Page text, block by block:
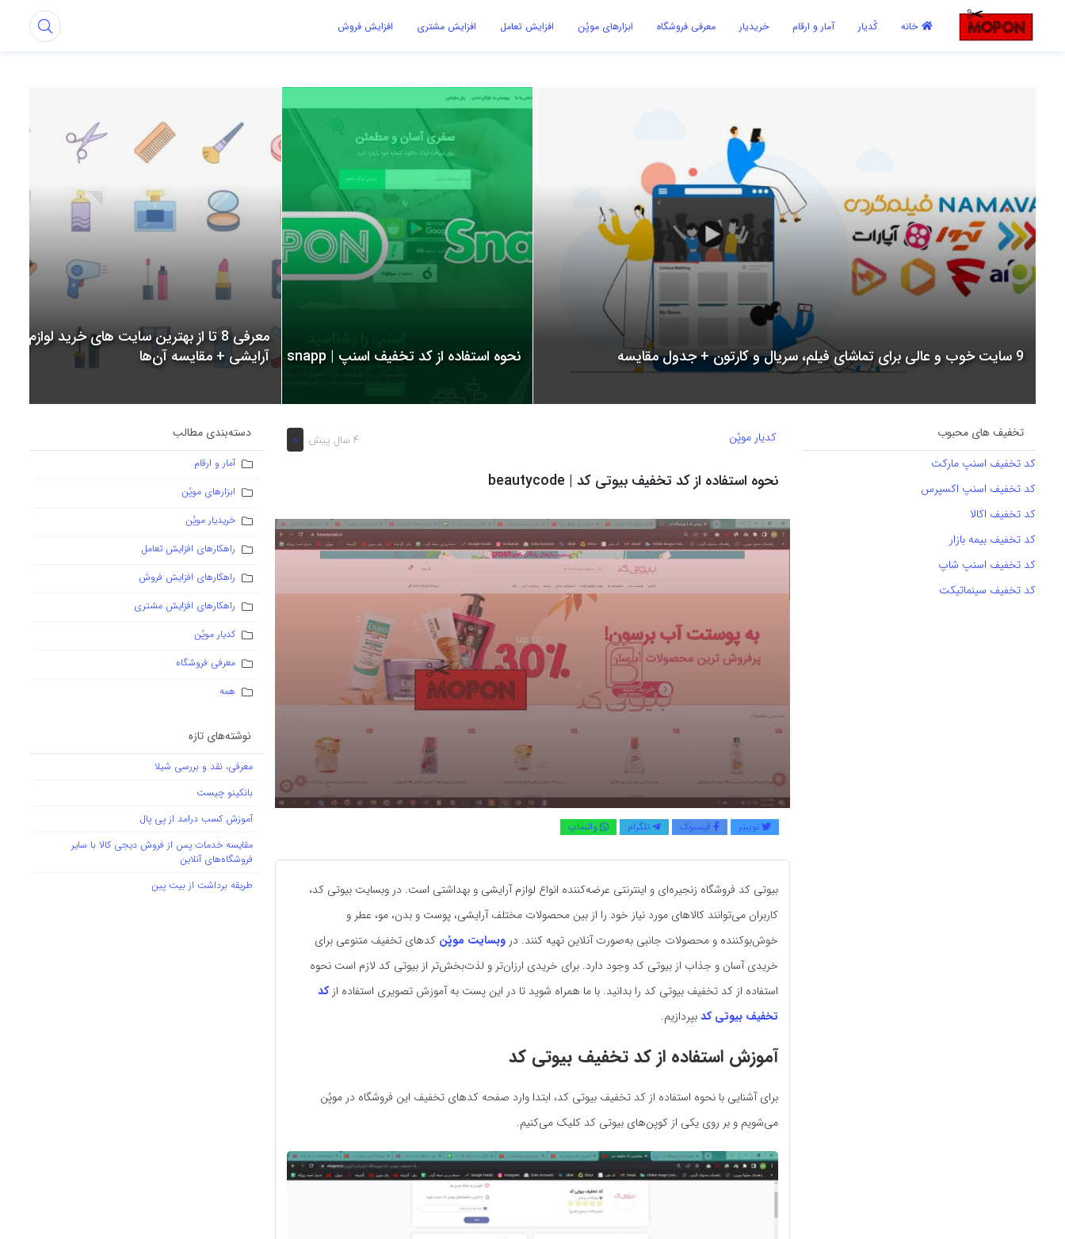
خانه کُدیار آمار و ارقام خریدیار معرفی فروشگاه ابزارهای موپُن افزایش تعامل افزایش مشتری افزایش فروش اشتراک گذاری
9 سایت خوب و عالی برای تماشای فیلم، سریال و کارتون + جدول مقایسه نحوه استفاده از کد تخفیف اسنپ | snapp
معرفی 8 تا از بهترین سایت های خرید لوازم
آرایشی + مقایسه آن‌ها
تخفیف های محبوب
کد تخفیف اسنپ مارکت
کد تخفیف اسنپ اکسپرس
کد تخفیف اکالا
کد تخفیف بیمه بازار
کد تخفیف اسنپ شاپ
کد تخفیف سینماتیکت
4 سال پیش 0 کدیار موپُن
نحوه استفاده از کد تخفیف بیوتی کد | beautycode
توییتر فیسبوک تلگرام واتساپ
بیوتی کد فروشگاه زنجیره‌ای و اینترنتی عرضه‌کننده انواع لوازم آرایشی و بهداشتی است. در وبسایت بیوتی کد،
کاربران می‌توانند کالاهای مورد نیاز خود را از بین محصولات مختلف آرایشی، پوست و بدن، مو، عطر و
خوش‌بوکننده و محصولات جانبی به‌صورت آنلاین تهیه کنند. دروبسایت موپُن کدهای تخفیف متنوعی برای
خریدی آسان و جذاب از بیوتی کد وجود دارد. برای خریدی ارزان‌تر و لذت‌بخش‌تر از بیوتی کد لازم است نحوه
استفاده از کد تخفیف بیوتی کد را بدانید. با ما همراه شوید تا در این پست به آموزش تصویری استفاده ازکد
تخفیف بیوتی کدبپردازیم.
آموزش استفاده از کد تخفیف بیوتی کد
برای آشنایی با نحوه استفاده از کد تخفیف بیوتی کد، ابتدا وارد صفحه کدهای تخفیف این فروشگاه در موپُن
می‌شویم و بر روی یکی از کوپن‌های بیوتی کد کلیک می‌کنیم.
دسته‌بندی مطالب
آمار و ارقام
ابزارهای موپُن
خریدیار موپُن
راهکارهای افزایش تعامل
راهکارهای افزایش فروش
راهکارهای افزایش مشتری
کدیار موپُن
معرفی فروشگاه
همه
نوشته‌های تازه
معرفی، نقد و بررسی شیلا
بانکینو چیست
آموزش کسب درامد از پی پال
مقایسه خدمات پس از فروش دیجی کالا با سایر
فروشگاه‌های آنلاین
طریقه برداشت از بیت پین